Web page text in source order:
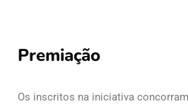
Premiação
Os inscritos na iniciativa